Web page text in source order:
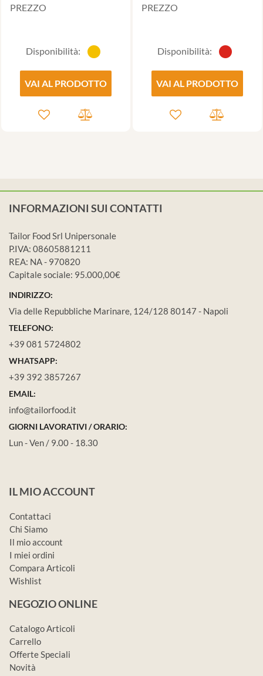
PREZZO
Disponibilità:
VAI AL PRODOTTO
PREZZO
Disponibilità:
VAI AL PRODOTTO
INFORMAZIONI SUI CONTATTI
Tailor Food Srl Unipersonale
P.IVA: 08605881211
REA: NA - 970820
Capitale sociale: 95.000,00€
INDIRIZZO:
Via delle Repubbliche Marinare, 124/128 80147 - Napoli
TELEFONO:
+39 081 5724802
WHATSAPP:
+39 392 3857267
EMAIL:
info@tailorfood.it
GIORNI LAVORATIVI / ORARIO:
Lun - Ven / 9.00 - 18.30
IL MIO ACCOUNT
Contattaci
Chi Siamo
Il mio account
I miei ordini
Compara Articoli
Wishlist
NEGOZIO ONLINE
Catalogo Articoli
Carrello
Offerte Speciali
Novità